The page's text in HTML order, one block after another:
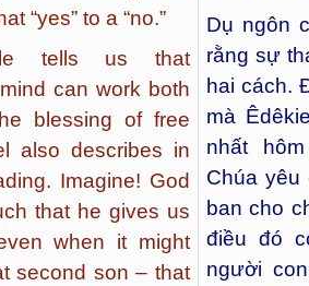
“yes” to a “no.”
tells us that
can work both
blessing of free
also describes in
Imagine! God
that he gives us
when it might
second son – that
Dụ ngôn
rằng sự
hai cách.
mà
nhất
Chúa yêu
ban cho
điều đó
người